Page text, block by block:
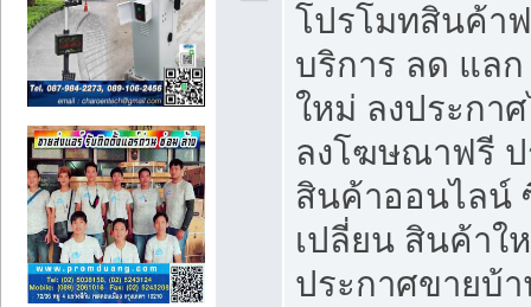
โปรโมทสินค้า
บริการ ลด แล
ใหม่ ลงประกา
ลงโฆษณาฟรี
สินค้าออนไลน์
เปลี่ยน สินค้าใ
ประกาศขายบ้